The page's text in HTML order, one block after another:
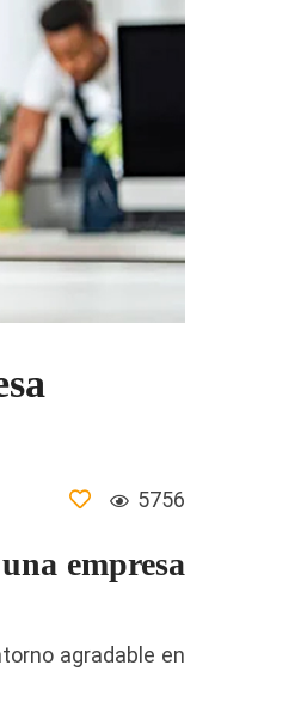
5756
empresa
agradable en